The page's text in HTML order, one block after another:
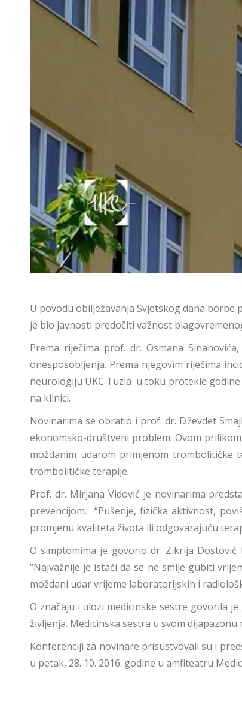
U povodu obilježavanja Svjetskog dana
je bio javnosti predočiti važnost
Prema riječima prof. dr. Osmana
onesposobljenja. Prema njegovim riječima
neurologiju UKC Tuzla u toku protekle
na klinici.
Novinarima se obratio i prof. dr. Dževdet
ekonomsko-društveni problem. Ovom
moždanim udarom primjenom trombolitičke
trombolitičke terapije.
Prof. dr. Mirjana Vidović je novinarima
prevencijom. “Pušenje, fizička aktivnost,
promjenu kvaliteta života ili odgovarajuću
O simptomima je govorio dr. Zikrija
“Najvažnije je istaći da se ne smije gubiti
moždani udar vrijeme laboratorijskih i
O značaju i ulozi medicinske sestre govorila
življenja. Medicinska sestra u svom
Konferenciji za novinare prisustvovali su i
u petak, 28. 10. 2016. godine u amfiteatru